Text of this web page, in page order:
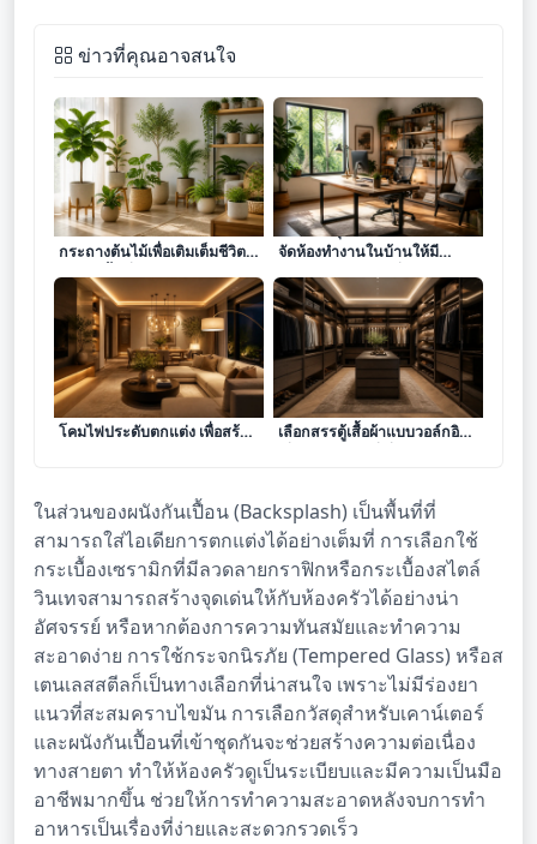
ข่าวที่คุณอาจสนใจ
ศิลปะการเลือกและจัดวาง
กระถางต้นไม้เพื่อเติมเต็มชีวิต
ชีวาในพื้นที่อยู่อาศัย
ยกระดับคุณภาพชีวิตด้วยการ
จัดห้องทำงานในบ้านให้มี
ประสิทธิภาพและเปี่ยมด้วยแรง
บันดาลใจ
ศิลปะการคัดสรรและจัดวาง
โคมไฟประดับตกแต่ง เพื่อสร้าง
ศิลปะการออกแบบและ
เลือกสรรตู้เสื้อผ้าแบบวอล์กอิน
อย่างเหนือระดับ
ในส่วนของผนังกันเปื้อน (Backsplash) เป็นพื้นที่ที่
สามารถใส่ไอเดียการตกแต่งได้อย่างเต็มที่ การเลือกใช้
กระเบื้องเซรามิกที่มีลวดลายกราฟิกหรือกระเบื้องสไตล์
วินเทจสามารถสร้างจุดเด่นให้กับห้องครัวได้อย่างน่า
อัศจรรย์ หรือหากต้องการความทันสมัยและทำความ
สะอาดง่าย การใช้กระจกนิรภัย (Tempered Glass) หรือส
เตนเลสสตีลก็เป็นทางเลือกที่น่าสนใจ เพราะไม่มีร่องยา
แนวที่สะสมคราบไขมัน การเลือกวัสดุสำหรับเคาน์เตอร์
และผนังกันเปื้อนที่เข้าชุดกันจะช่วยสร้างความต่อเนื่อง
ทางสายตา ทำให้ห้องครัวดูเป็นระเบียบและมีความเป็นมือ
อาชีพมากขึ้น ช่วยให้การทำความสะอาดหลังจบการทำ
อาหารเป็นเรื่องที่ง่ายและสะดวกรวดเร็ว